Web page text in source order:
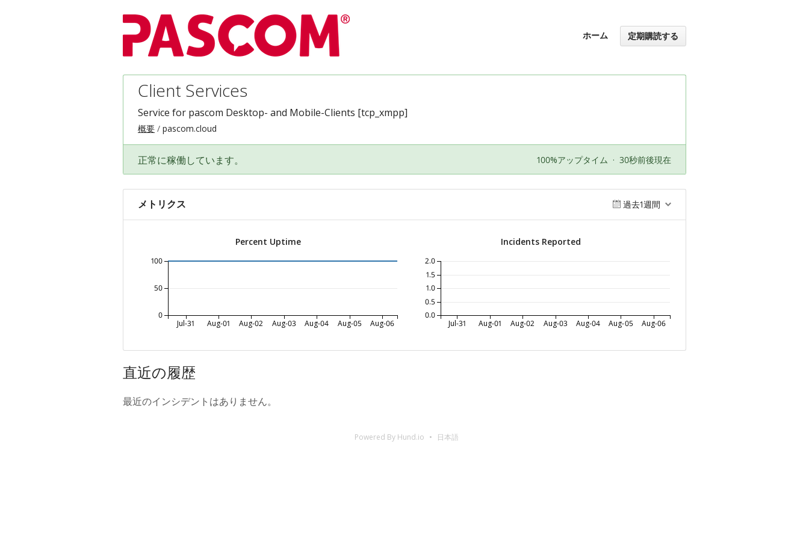
ホーム 定期購読する
Client Services
Service for pascom Desktop- and Mobile-Clients [tcp_xmpp]
概要 pascom.cloud
正常に稼働しています。 100%アップタイム · 30秒前後現在
メトリクス 過去1週間
Percent Uptime
Jul-31 Aug-01 Aug-02 Aug-03 Aug-04 Aug-05 Aug-06
0
50
100
Incidents Reported
Jul-31 Aug-01 Aug-02 Aug-03 Aug-04 Aug-05 Aug-06
0.0
0.5
1.0
1.5
2.0
直近の履歴
最近のインシデントはありません。
Powered By Hund.io 日本語